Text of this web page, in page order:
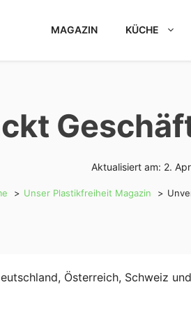
MAGAZIN KÜCHE
Aktualisiert am: 2.
Unser Plastikfreiheit Magazin